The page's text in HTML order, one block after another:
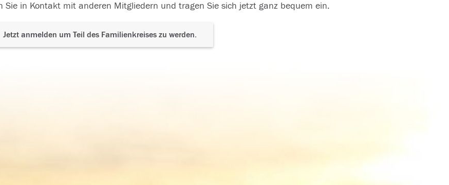
Sie in Kontakt mit anderen Mitgliedern und tragen Sie sich jetzt ganz bequem ein.
Jetzt anmelden um Teil des Familienkreises zu werden.